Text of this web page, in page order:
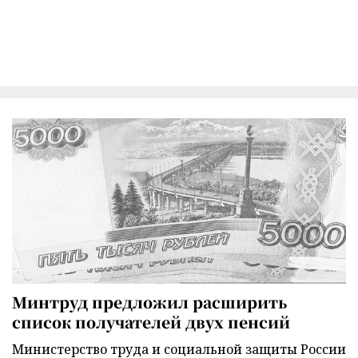
Минтруд предложил расширить
список получателей двух пенсий
Министерство труда и социальной защиты России